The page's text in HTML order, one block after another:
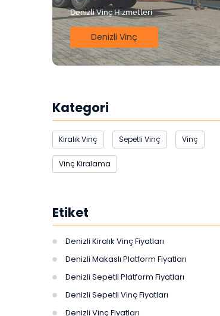
Denizli Vinç Hizmetleri
Denizli Vinç
Kategori
Kiralık Vinç Sepetli Vinç Vinç
Vinç Kiralama
Etiket
Denizli Kiralık Vinç Fiyatları
Denizli Makaslı Platform Fiyatları
Denizli Sepetli Platform Fiyatları
Denizli Sepetli Vinç Fiyatları
Denizli Vinç Fiyatları